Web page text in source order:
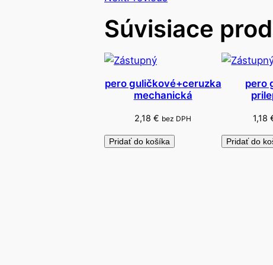
Súvisiace
pero guličkové+ceruzka
mechanická
2,18€ bez DPH
Pridať do košíka
pero
1,18
Pridať do